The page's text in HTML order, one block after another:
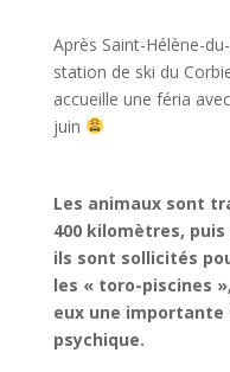
Après Saint-Hélène-
station de ski du
accueille une féria
juin
Les animaux sont
400 kilomètres,
ils sont sollicités
les « toro-piscines
eux une
psychique.